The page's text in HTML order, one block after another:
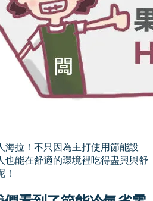
海拉！不只因為主打使用節能設
也能在舒適的環境裡吃得盡興與舒